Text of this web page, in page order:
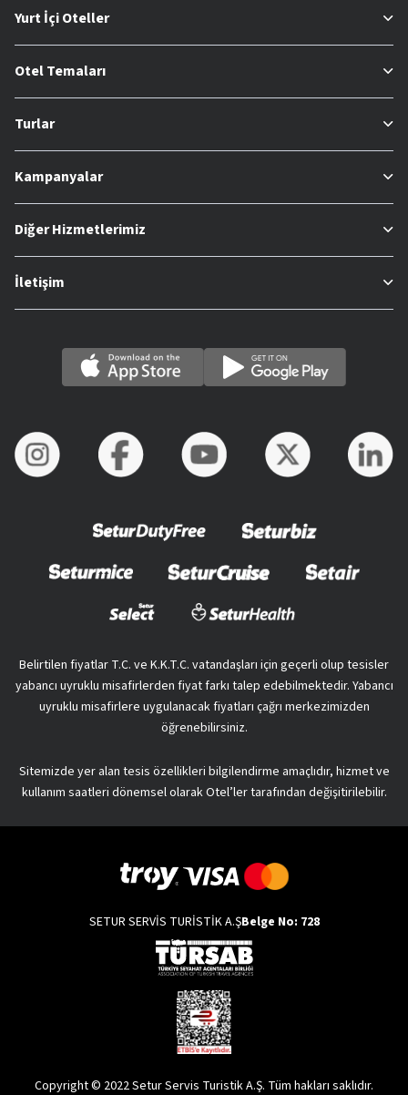
Yurt İçi Oteller
Otel Temaları
Turlar
Kampanyalar
Diğer Hizmetlerimiz
İletişim
Belirtilen fiyatlar T.C. ve K.K.T.C. vatandaşları için geçerli olup tesisler
yabancı uyruklu misafirlerden fiyat farkı talep edebilmektedir. Yabancı
uyruklu misafirlere uygulanacak fiyatları çağrı merkezimizden
öğrenebilirsiniz.
Sitemizde yer alan tesis özellikleri bilgilendirme amaçlıdır, hizmet ve
kullanım saatleri dönemsel olarak Otel’ler tarafından değişitirilebilir.
SETUR SERVİS TURİSTİK A.ŞBelge No: 728
Copyright © 2022 Setur Servis Turistik A.Ş. Tüm hakları saklıdır.